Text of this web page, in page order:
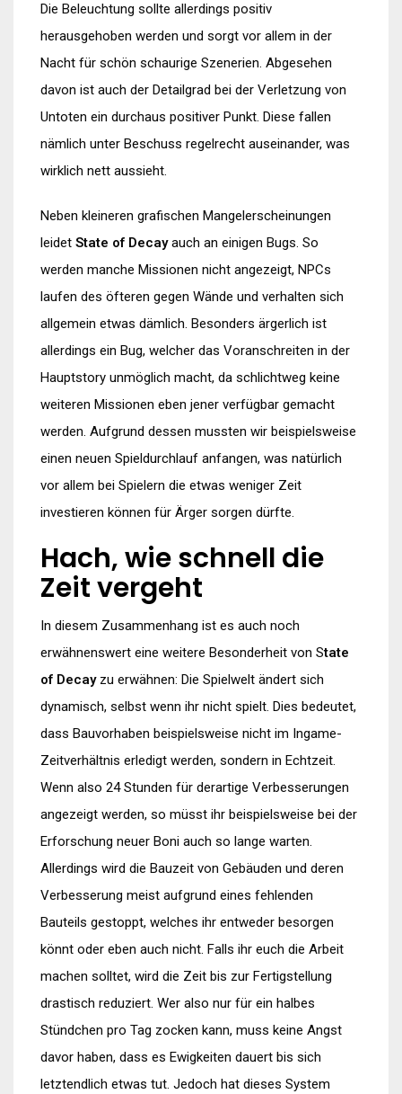
Die Beleuchtung sollte allerdings positiv
herausgehoben werden und sorgt vor allem in der
Nacht für schön schaurige Szenerien. Abgesehen
davon ist auch der Detailgrad bei der Verletzung von
Untoten ein durchaus positiver Punkt. Diese fallen
nämlich unter Beschuss regelrecht auseinander, was
wirklich nett aussieht.
Neben kleineren grafischen Mangelerscheinungen
leidet State of Decayauch an einigen Bugs. So
werden manche Missionen nicht angezeigt, NPCs
laufen des öfteren gegen Wände und verhalten sich
allgemein etwas dämlich. Besonders ärgerlich ist
allerdings ein Bug, welcher das Voranschreiten in der
Hauptstory unmöglich macht, da schlichtweg keine
weiteren Missionen eben jener verfügbar gemacht
werden. Aufgrund dessen mussten wir beispielsweise
einen neuen Spieldurchlauf anfangen, was natürlich
vor allem bei Spielern die etwas weniger Zeit
investieren können für Ärger sorgen dürfte.
Hach, wie schnell die
Zeit vergeht
In diesem Zusammenhang ist es auch noch
erwähnenswert eine weitere Besonderheit von State
of Decayzu erwähnen: Die Spielwelt ändert sich
dynamisch, selbst wenn ihr nicht spielt. Dies bedeutet,
dass Bauvorhaben beispielsweise nicht im Ingame-
Zeitverhältnis erledigt werden, sondern in Echtzeit.
Wenn also 24 Stunden für derartige Verbesserungen
angezeigt werden, so müsst ihr beispielsweise bei der
Erforschung neuer Boni auch so lange warten.
Allerdings wird die Bauzeit von Gebäuden und deren
Verbesserung meist aufgrund eines fehlenden
Bauteils gestoppt, welches ihr entweder besorgen
könnt oder eben auch nicht. Falls ihr euch die Arbeit
machen solltet, wird die Zeit bis zur Fertigstellung
drastisch reduziert. Wer also nur für ein halbes
Stündchen pro Tag zocken kann, muss keine Angst
davor haben, dass es Ewigkeiten dauert bis sich
letztendlich etwas tut. Jedoch hat dieses System